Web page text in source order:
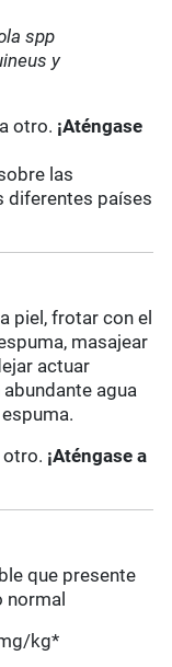
spp
y
otro. ¡Aténgase
las
diferentes países
piel, frotar con el
masajear
actuar
agua
otro. ¡Aténgase a
que presente
normal
kg*